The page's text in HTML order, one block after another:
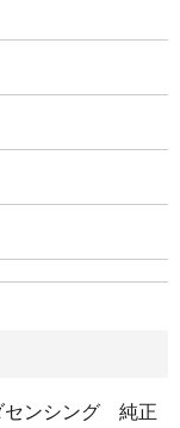
ンシング 純正